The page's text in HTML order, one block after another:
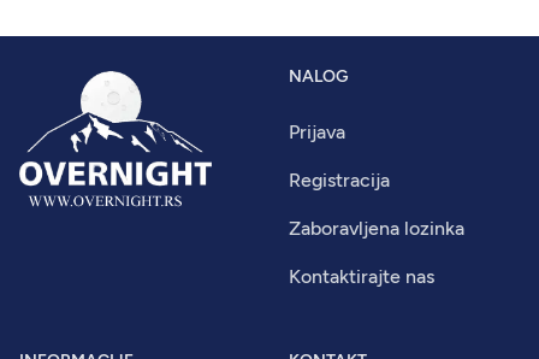
NALOG
Prijava
Registracija
Zaboravljena lozinka
Kontaktirajte nas